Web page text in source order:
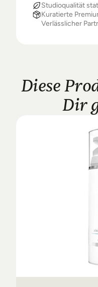
Studioqualität
Kuratierte
Verlässlicher
Diese
Dir